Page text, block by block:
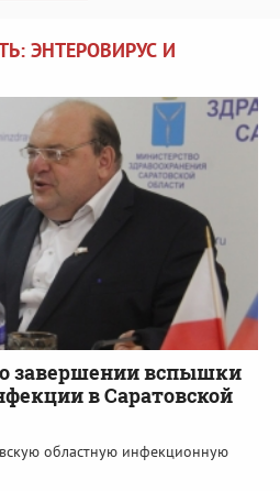
ЭНТЕРОВИРУС И
завершении вспышки
в Саратовской
областную инфекционную